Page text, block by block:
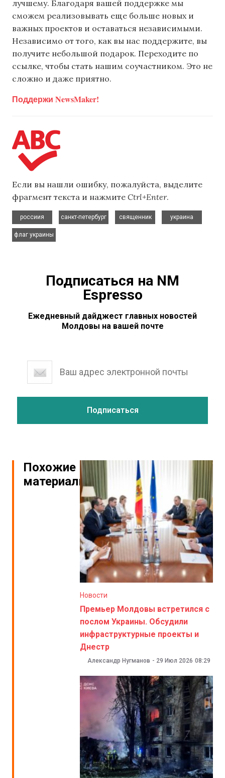
лучшему. Благодаря вашей поддержке мы
сможем реализовывать еще больше новых и
важных проектов и оставаться независимыми.
Независимо от того, как вы нас поддержите, вы
получите небольшой подарок. Переходите по
ссылке, чтобы стать нашим соучастником. Это не
сложно и даже приятно.
Поддержи NewsMaker!
Если вы нашли ошибку, пожалуйста, выделите
фрагмент текста и нажмите Ctrl+Enter.
россиия
санкт-петербург
священник
украина
флаг украины
Подписаться на NM
Espresso
Ежедневный дайджест главных новостей
Молдовы на вашей почте
Похожие
материалы
Новости
Премьер Молдовы встретился с
послом Украины. Обсудили
инфраструктурные проекты и
Днестр
Александр Нугманов - 29 Июл 2026 08:29